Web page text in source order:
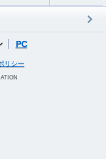
PC
リシー